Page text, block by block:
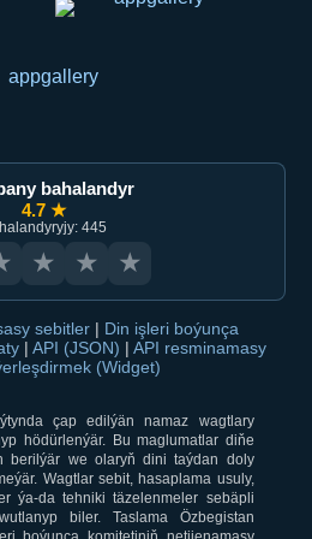
bahalandyr
4.7 ★
445
★ ★ ★
sebitler | Din işleri boýunça
| API (JSON) | API resminamasy
(Widget)
çap edilýän namaz wagtlary
hödürlenýär. Bu maglumatlar diňe
berilýär we olaryň dini taýdan doly
Wagtlar sebit, hasaplama usuly,
ýa-da tehniki täzelenmeler sebäpli
biler. Taslama Özbegistan